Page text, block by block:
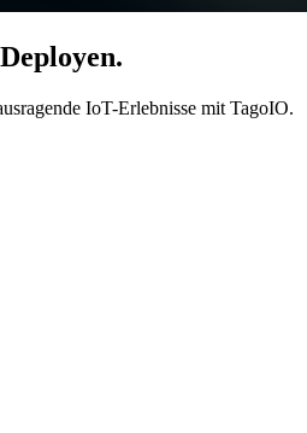
IoT-Erlebnisse mit TagoIO.